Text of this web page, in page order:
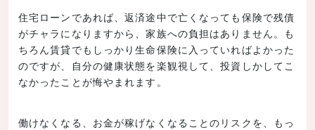
住宅ローンであれば、返済途中で亡くなっても保険で残債
がチャラになりますから、家族への負担はありません。も
ちろん賃貸でもしっかり生命保険に入っていればよかった
のですが、自分の健康状態を楽観視して、投資しかしてこ
なかったことが悔やまれます。
働けなくなる、お金が稼げなくなることのリスクを、もっ